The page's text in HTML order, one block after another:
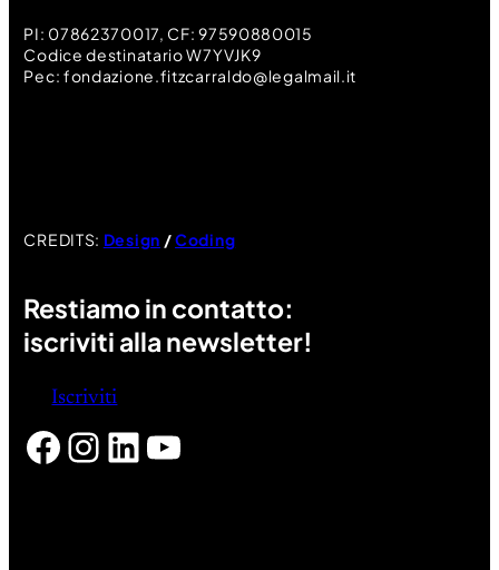
Restiamo in contatto:
iscriviti alla newsletter!
Iscriviti
Facebook Instagram LinkedIn YouTube
PI: 07862370017, CF: 97590880015
Codice destinatario W7YVJK9
Pec: fondazione.fitzcarraldo@legalmail.it
CREDITS: Design /Coding